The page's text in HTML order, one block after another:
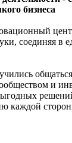
бизнеса
соединяя в
и
каждой